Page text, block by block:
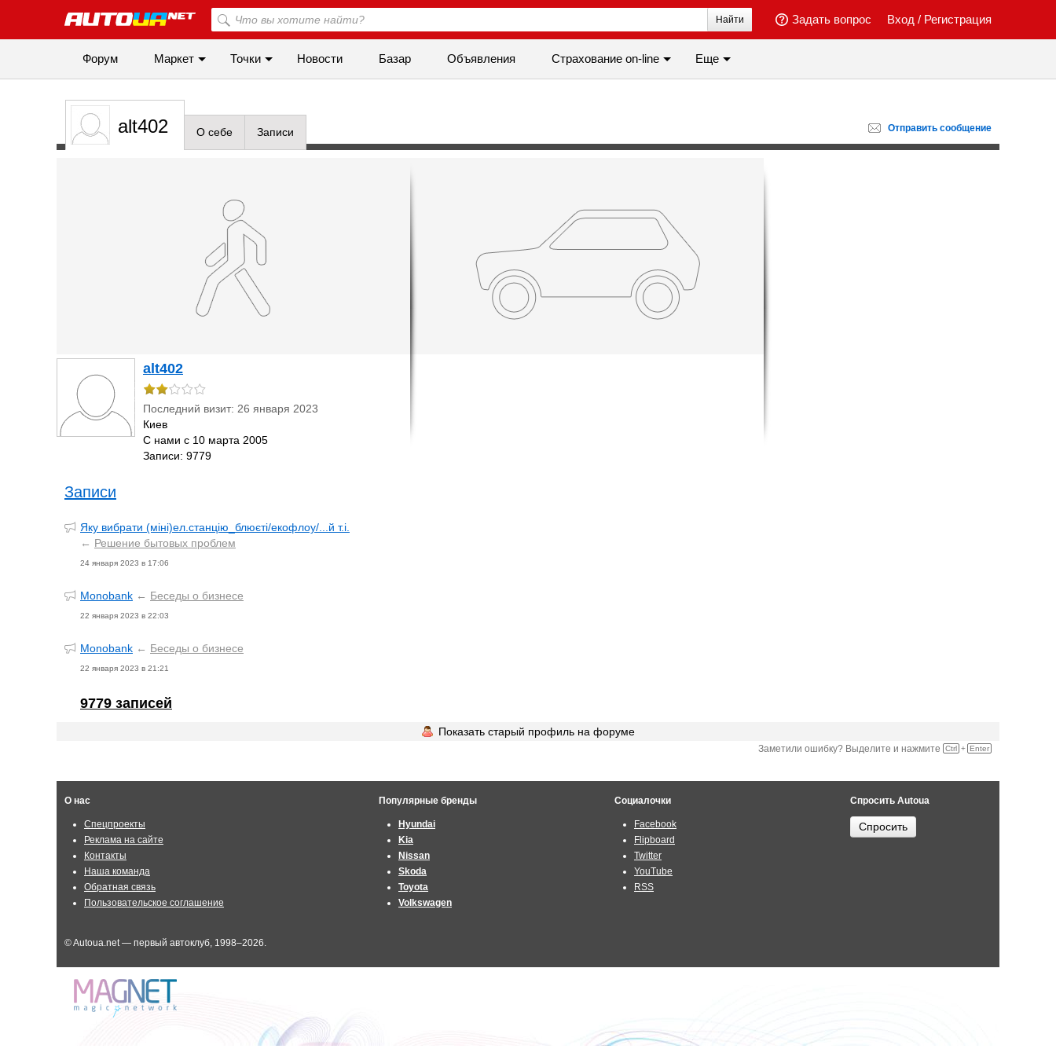
Вход / Регистрация
Задать вопрос
Найти
Форум Маркет Точки Новости Базар Объявления Cтрахование on-line Еще
Отправить сообщение
alt402 О себе Записи
alt402
Последний визит: 26 января 2023
Киев
С нами с 10 марта 2005
Записи: 9779
Записи
Яку вибрати (міні)ел.станцію_блюєті/екофлоу/...й т.і.
← Решение бытовых проблем
24 января 2023 в 17:06
Monobank ← Беседы о бизнесе
22 января 2023 в 22:03
Monobank ← Беседы о бизнесе
22 января 2023 в 21:21
9779 записей
Показать старый профиль на форуме
Заметили ошибку? Выделите и нажмите Ctrl + Enter
О нас
Спецпроекты
Реклама на сайте
Контакты
Наша команда
Обратная связь
Пользовательское соглашение
Популярные бренды
Hyundai
Kia
Nissan
Skoda
Toyota
Volkswagen
Социалочки
Facebook
Flipboard
Twitter
YouTube
RSS
Спросить Autoua
Спросить
© Autoua.net — первый автоклуб, 1998–2026.